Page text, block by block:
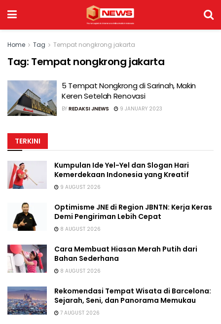
Home Tag Tempat nongkrong jakarta
Tag: Tempat nongkrong jakarta
5 Tempat Nongkrong di Sarinah, Makin
Keren Setelah Renovasi
BY REDAKSI JNEWS 9 JANUARY 2023
TERKINI
Kumpulan Ide Yel-Yel dan Slogan Hari
Kemerdekaan Indonesia yang Kreatif
9 AUGUST 2026
Optimisme JNE di Region JBNTN: Kerja Keras
Demi Pengiriman Lebih Cepat
8 AUGUST 2026
Cara Membuat Hiasan Merah Putih dari
Bahan Sederhana
8 AUGUST 2026
Rekomendasi Tempat Wisata di Barcelona:
Sejarah, Seni, dan Panorama Memukau
7 AUGUST 2026